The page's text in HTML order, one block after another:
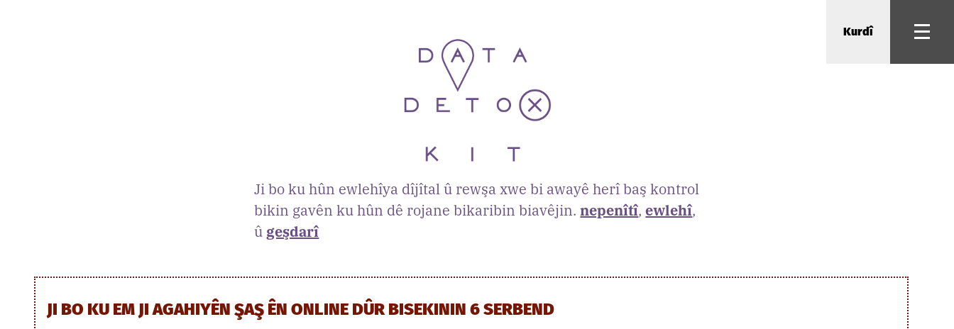
Ji bo ku hûn ewlehîya dîjîtal û rewşa xwe bi awayê herî baş kontrol
bikin gavên ku hûn dê rojane bikaribin biavêjin.nepenîtî,ewlehî,
û geşdarî
Kurdî
JI BO KU EM JI AGAHIYÊN ŞAŞ ÊN ONLINE DÛR BISEKININ 6 SERBEND